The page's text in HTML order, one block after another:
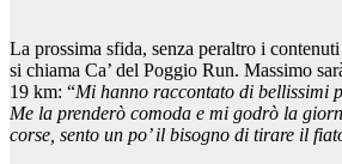
La prossima sfida, senza peraltro i
si chiama Ca’ del Poggio Run. Massimo
19 km: “Mi hanno raccontato di bellissimi
Me la prenderò comoda e mi godrò la
corse, sento un po’ il bisogno di tirare il